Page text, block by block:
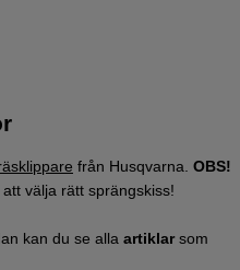
från Husqvarna. OBS!
välja rätt sprängskiss!
kan du se alla artiklarsom